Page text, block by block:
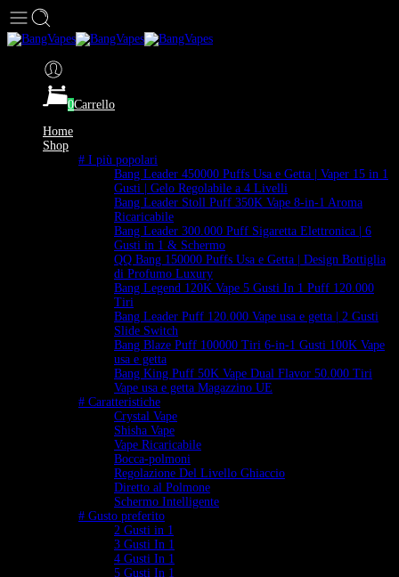
0Carrello
Home
Shop
# I più popolari
Bang Leader 450000 Puffs Usa e Getta | Vaper 15 in 1
Gusti | Gelo Regolabile a 4 Livelli
Bang Leader Stoll Puff 350K Vape 8-in-1 Aroma
Ricaricabile
Bang Leader 300.000 Puff Sigaretta Elettronica | 6
Gusti in 1 & Schermo
QQ Bang 150000 Puffs Usa e Getta | Design Bottiglia
di Profumo Luxury
Bang Legend 120K Vape 5 Gusti In 1 Puff 120.000
Tiri
Bang Leader Puff 120.000 Vape usa e getta | 2 Gusti
Slide Switch
Bang Blaze Puff 100000 Tiri 6-in-1 Gusti 100K Vape
usa e getta
Bang King Puff 50K Vape Dual Flavor 50.000 Tiri
Vape usa e getta Magazzino UE
# Caratteristiche
Crystal Vape
Shisha Vape
Vape Ricaricabile
Bocca-polmoni
Regolazione Del Livello Ghiaccio
Diretto al Polmone
Schermo Intelligente
# Gusto preferito
2 Gusti in 1
3 Gusti In 1
4 Gusti In 1
5 Gusti In 1